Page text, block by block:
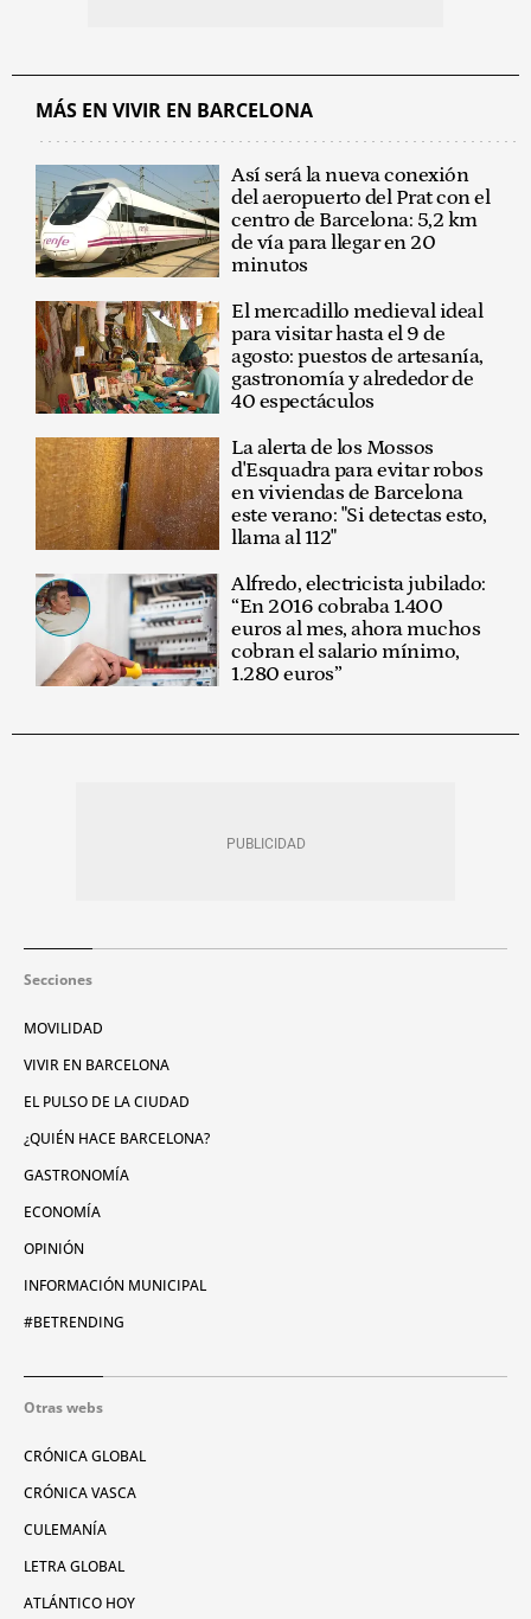
MÁS EN VIVIR EN BARCELONA
Así será la nueva conexión
del aeropuerto del Prat con el
centro de Barcelona: 5,2 km
de vía para llegar en 20
minutos
El mercadillo medieval ideal
para visitar hasta el 9 de
agosto: puestos de artesanía,
gastronomía y alrededor de
40 espectáculos
La alerta de los Mossos
d'Esquadra para evitar robos
en viviendas de Barcelona
este verano: "Si detectas esto,
llama al 112"
Alfredo, electricista jubilado:
“En 2016 cobraba 1.400
euros al mes, ahora muchos
cobran el salario mínimo,
1.280 euros”
Secciones
MOVILIDAD
VIVIR EN BARCELONA
EL PULSO DE LA CIUDAD
¿QUIÉN HACE BARCELONA?
GASTRONOMÍA
ECONOMÍA
OPINIÓN
INFORMACIÓN MUNICIPAL
#BETRENDING
Otras webs
CRÓNICA GLOBAL
CRÓNICA VASCA
CULEMANÍA
LETRA GLOBAL
ATLÁNTICO HOY